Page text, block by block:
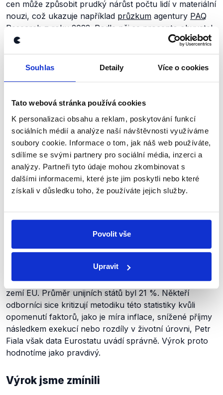
Souhlas Detaily Více o cookies
Tato webová stránka používá cookies
K personalizaci obsahu a reklam, poskytování funkcí
sociálních médií a analýze naší návštěvnosti využíváme
soubory cookie. Informace o tom, jak náš web používáte,
sdílíme se svými partnery pro sociální média, inzerci a
analýzy. Partneři tyto údaje mohou zkombinovat s
dalšími informacemi, které jste jim poskytli nebo které
získali v důsledku toho, že používáte jejich služby.
Povolit vše
Upravit
cen může způsobit prudký nárůst počtu lidí v materiální
nouzi, což ukazuje například průzkum agentury PAQ
Research z roku 2022. Podle něj se procento obyvatel
Česka v příjmové chudobě téměř
zdvojnásobiloza
období od konce roku 2021 do začátku roku 2022.
Důvodem měla být právě prudce rostoucí inflace.
mezi lety2021 a2022 výrazně nezměnil.
Výpočet takénezahrnuje exekuce, které zatěžují
relativně vysoký podíl českých občanů, ačkoli
v posledních letech jichubývá. V minulosti se vůči
metodiceEurostatu vymezili například i autoři zprávy
Poverty Watch (.pdf, str. 2), kteří navrhliporovnávat
příjmy českých domácností s mediánem příjmů v celé
Evropě, neboť mediánový příjem v ČR je podle nich
2023 byl v Česku podíl osob ohrožených chudobou
a sociálním vyloučením 12 %, což bylo nejméně ze
zemí EU. Průměr unijních států byl 21 %. Někteří
odborníci sice kritizují metodiku této statistiky kvůli
opomenutí faktorů, jako je míra inflace, snížené příjmy
následkem exekucí nebo rozdíly v životní úrovni, Petr
Fiala však data Eurostatu uvádí správně. Výrok proto
hodnotíme jako pravdivý.
Výrok jsme zmínili